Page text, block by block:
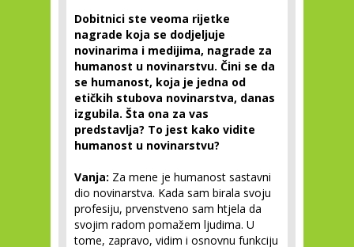
Dobitnici ste veoma rijetke
nagrade koja se dodjeljuje
novinarima i medijima, nagrade za
humanost u novinarstvu. Čini se da
se humanost, koja je jedna od
etičkih stubova novinarstva, danas
izgubila. Šta ona za vas
predstavlja? To jest kako vidite
humanost u novinarstvu?
Vanja: Za mene je humanost sastavni
dio novinarstva. Kada sam birala svoju
profesiju, prvenstveno sam htjela da
svojim radom pomažem ljudima. U
tome, zapravo, vidim i osnovnu funkciju